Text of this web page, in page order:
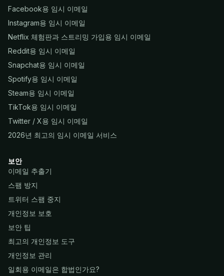
Facebook용 임시 이메일
Instagram용 임시 이메일
Netflix 체험판과 스트리밍 가입용 임시 이메일
Reddit용 임시 이메일
Snapchat용 임시 이메일
Spotify용 임시 이메일
Steam용 임시 이메일
TikTok용 임시 이메일
Twitter / X용 임시 이메일
2026년 최고의 임시 이메일 서비스
보안
이메일 추출기
스팸 방지
트위터 스팸 중지
개인정보 보호
보안 팁
최고의 개인정보 도구
개인정보 관리
일회용 이메일은 합법인가요?